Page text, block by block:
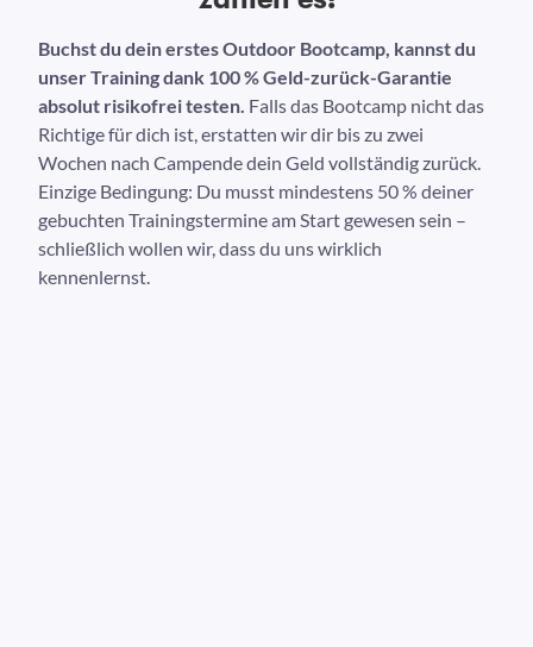
Buchst du dein erstes Outdoor Bootcamp, kannst du
unser Training dank 100 % Geld-zurück-Garantie
absolut risikofrei testen. Falls das Bootcamp nicht das
Richtige für dich ist, erstatten wir dir bis zu zwei
Wochen nach Campende dein Geld vollständig zurück.
Einzige Bedingung: Du musst mindestens 50 % deiner
gebuchten Trainingstermine am Start gewesen sein –
schließlich wollen wir, dass du uns wirklich
kennenlernst.